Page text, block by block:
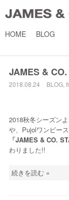
HOME BLOG
JAMES &
2018.08.24 BLOG,
2018秋冬シーズン
や、Pujolワンピー
「JAMES & CO.
わりました!!
続きを読む »